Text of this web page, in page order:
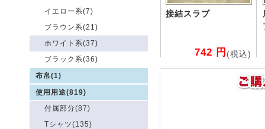
イエロー系(7)
ブラウン系(21)
ホワイト系(37)
ブラック系(36)
布帛(1)
使用用途(819)
付属部分(87)
Tシャツ(135)
接結スラブ
742 円 (税込)